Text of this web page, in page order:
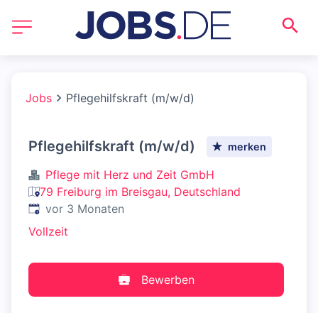
Jobs Pflegehilfskraft (m/w/d)
Pflegehilfskraft (m/w/d) merken
Pflege mit Herz und Zeit GmbH
79 Freiburg im Breisgau, Deutschland
Veröffentlicht:
vor 3 Monaten
Vollzeit
Bewerben